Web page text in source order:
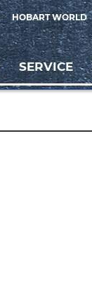
HOBART WORLD
SERVICE